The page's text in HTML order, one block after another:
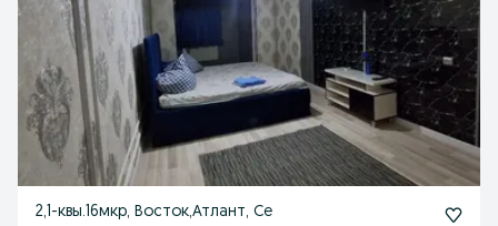
2,1-квы.16мкр, Восток,Атлант, Се